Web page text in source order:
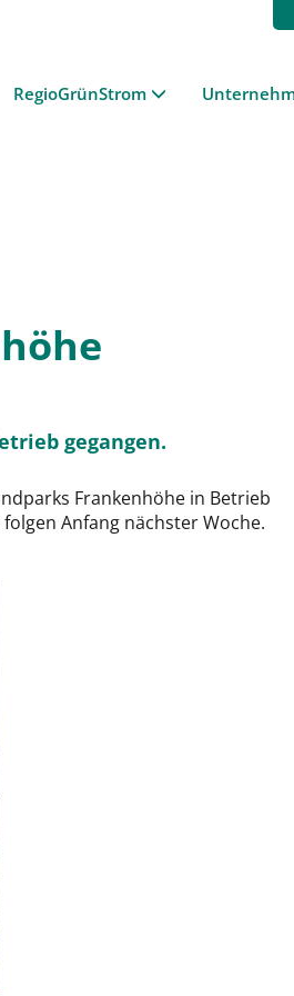
RegioGrünStrom
gegangen.
Frankenhöhe in Betrieb
Anfang nächster Woche.